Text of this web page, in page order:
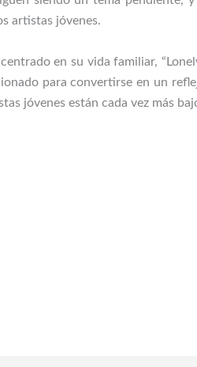
artistas jóvenes.
en su vida familiar,
para convertirse en un
jóvenes están cada vez más